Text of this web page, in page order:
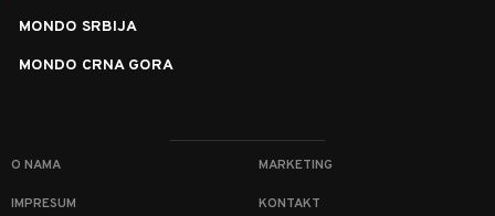
MONDO SRBIJA
MONDO CRNA GORA
O NAMA MARKETING
IMPRESUM KONTAKT